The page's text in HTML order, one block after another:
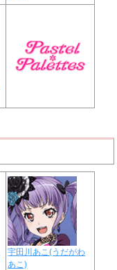
宇田川あこ(うだがわ
あこ)